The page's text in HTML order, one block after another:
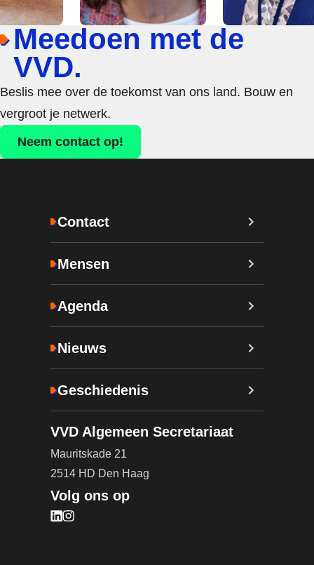
Meedoen met de
VVD.
Beslis mee over de toekomst van ons land. Bouw en
vergroot je netwerk.
Neem contact op!
Contact
Mensen
Agenda
Nieuws
Geschiedenis
VVD Algemeen Secretariaat
Mauritskade 21
2514 HD Den Haag
Volg ons op
Bezoek onze LinkedIn pagina (opent in nieuw
Bezoek onze Instagram pagina (opent in nieuw